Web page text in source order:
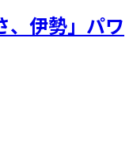
、伊勢」パワ